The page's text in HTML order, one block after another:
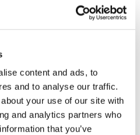
content and ads, to
and to analyse our traffic.
your use of our site with
and analytics partners who
that you’ve
Domain Containing 7):